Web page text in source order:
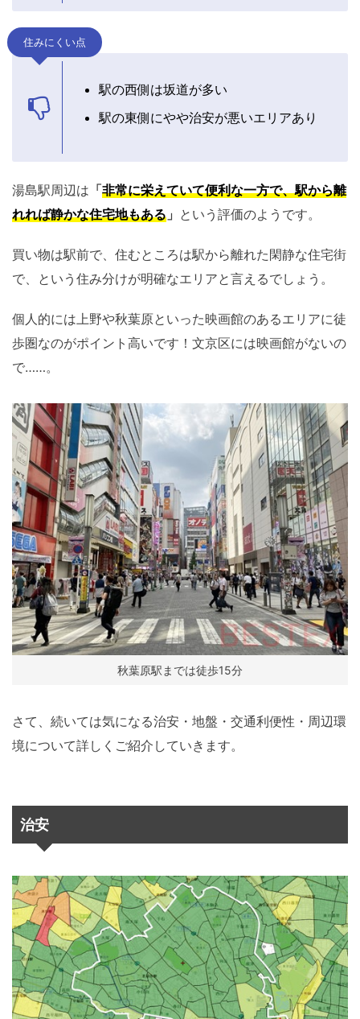
住みにくい点
駅の西側は坂道が多い
駅の東側にやや治安が悪いエリアあり
湯島駅周辺は 「非常に栄えていて便利な一方で、駅から離
れれば静かな住宅地もある 」 という評価のようです。
買い物は駅前で、住むところは駅から離れた閑静な住宅街
で、という住み分けが明確なエリアと言えるでしょう。
個人的には上野や秋葉原といった映画館のあるエリアに徒
歩圏なのがポイント高いです！文京区には映画館がないの
で……。
秋葉原駅までは徒歩15分
さて、続いては気になる治安・地盤・交通利便性・周辺環
境について詳しくご紹介していきます。
治安